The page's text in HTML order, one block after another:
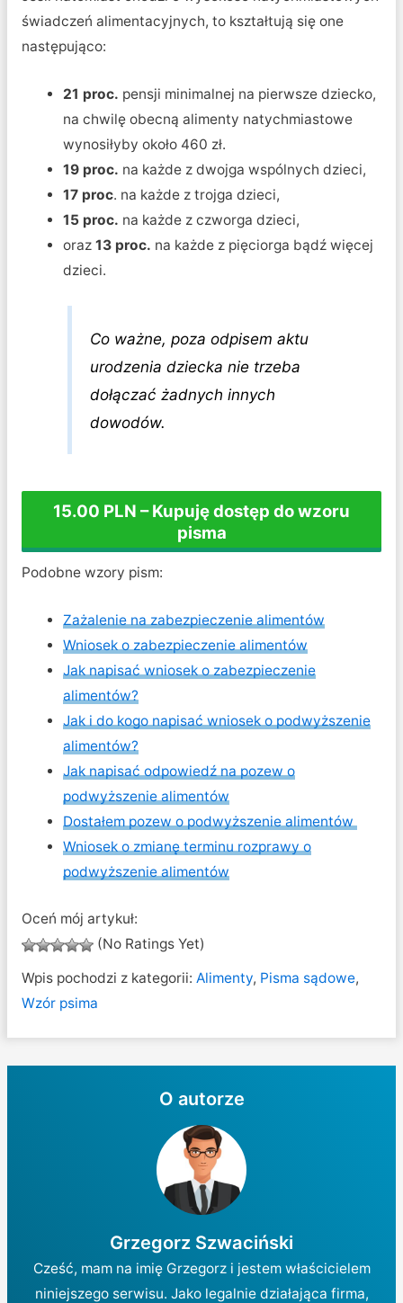
świadczeń alimentacyjnych, to kształtują się one
następująco:
21 proc. pensji minimalnej na pierwsze dziecko,
na chwilę obecną alimenty natychmiastowe
wynosiłyby około 460 zł.
19 proc. na każde z dwojga wspólnych dzieci,
17 proc. na każde z trojga dzieci,
15 proc. na każde z czworga dzieci,
oraz13 proc. na każde z pięciorga bądź więcej
dzieci.
Co ważne, poza odpisem aktu
urodzenia dziecka nie trzeba
dołączać żadnych innych
dowodów.
15.00 PLN – Kupuję dostęp do wzoru
pisma
Podobne wzory pism:
Zażalenie na zabezpieczenie alimentów
Wniosek o zabezpieczenie alimentów
Jak napisać wniosek o zabezpieczenie
alimentów?
Jak i do kogo napisać wniosek o podwyższenie
alimentów?
Jak napisać odpowiedź na pozew o
podwyższenie alimentów
Dostałem pozew o podwyższenie alimentów
Wniosek o zmianę terminu rozprawy o
podwyższenie alimentów
Oceń mój artykuł:
(No Ratings Yet)
Wpis pochodzi z kategorii: Alimenty, Pisma sądowe,
Wzór psima
O autorze
Grzegorz Szwaciński
Cześć, mam na imię Grzegorz i jestem właścicielem
niniejszego serwisu. Jako legalnie działająca firma,